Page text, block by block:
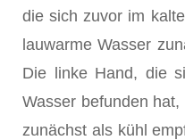
die sich zuvor im
lauwarme Wasser
Die linke Hand, die
Wasser befunden
zunächst als kühl